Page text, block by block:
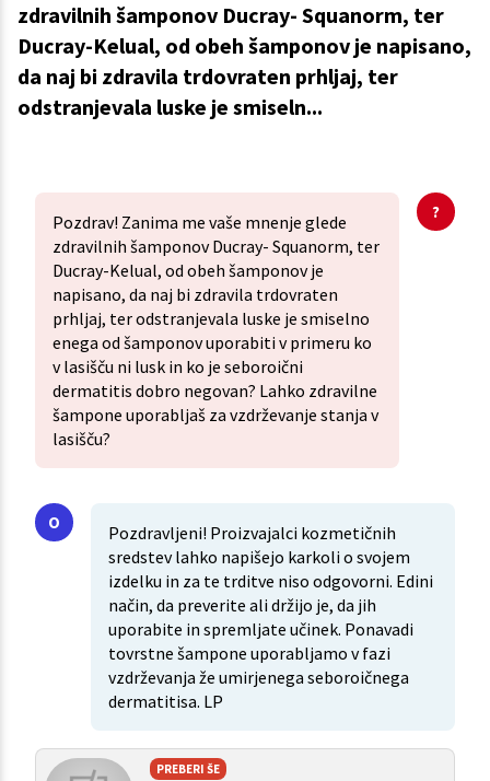
zdravilnih šamponov Ducray- Squanorm, ter
Ducray-Kelual, od obeh šamponov je napisano,
da naj bi zdravila trdovraten prhljaj, ter
odstranjevala luske je smiseln...
Pozdrav! Zanima me vaše mnenje glede
zdravilnih šamponov Ducray- Squanorm, ter
Ducray-Kelual, od obeh šamponov je
napisano, da naj bi zdravila trdovraten
prhljaj, ter odstranjevala luske je smiselno
enega od šamponov uporabiti v primeru ko
v lasišču ni lusk in ko je seboroični
dermatitis dobro negovan? Lahko zdravilne
šampone uporabljaš za vzdrževanje stanja v
lasišču?
Pozdravljeni! Proizvajalci kozmetičnih
sredstev lahko napišejo karkoli o svojem
izdelku in za te trditve niso odgovorni. Edini
način, da preverite ali držijo je, da jih
uporabite in spremljate učinek. Ponavadi
tovrstne šampone uporabljamo v fazi
vzdrževanja že umirjenega seboroičnega
dermatitisa. LP
PREBERI ŠE